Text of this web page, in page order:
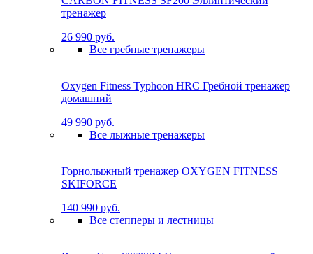
тренажер
26 990 руб.
Все гребные тренажеры
Oxygen Fitness Typhoon HRC Гребной тренажер
домашний
49 990 руб.
Все лыжные тренажеры
Горнолыжный тренажер OXYGEN FITNESS
SKIFORCE
140 990 руб.
Все степперы и лестницы